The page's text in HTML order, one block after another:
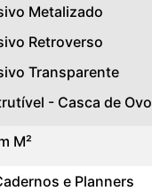
Metalizado
Retroverso
Transparente
- Casca de Ovo
M²
e Planners